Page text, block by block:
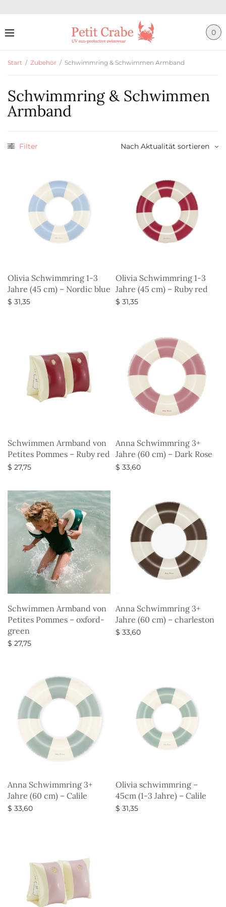
0
Start / Zubehör / Schwimmring & Schwimmen Armband
Schwimmring & Schwimmen
Armband
Filter
Olivia Schwimmring 1-3
Jahre (45 cm) – Nordic blue
$ 31,35
Olivia Schwimmring 1-3
Jahre (45 cm) – Ruby red
$ 31,35
Schwimmen Armband von
Petites Pommes – Ruby red
$ 27,75
Anna Schwimmring 3+
Jahre (60 cm) – Dark Rose
$ 33,60
Schwimmen Armband von
Petites Pommes – oxford-
green
$ 27,75
Anna Schwimmring 3+
Jahre (60 cm) – charleston
$ 33,60
Anna Schwimmring 3+
Jahre (60 cm) – Calile
$ 33,60
Olivia schwimmring –
45cm (1-3 Jahre) – Calile
$ 31,35